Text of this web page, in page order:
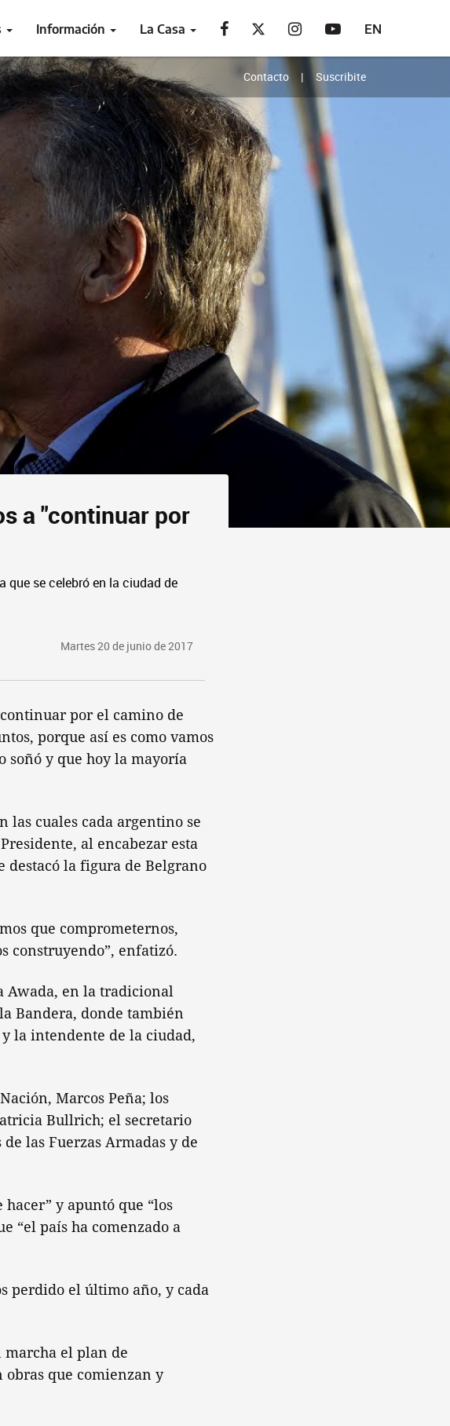
Información La Casa EN
Contacto Suscribite
a "continuar por
que se celebró en la ciudad de
Martes 20 de junio de 2017
por el camino de
porque así es como vamos
soñó y que hoy la mayoría
las cuales cada argentino se
al encabezar esta
destacó la figura de Belgrano
que comprometernos,
construyendo”, enfatizó.
Awada, en la tradicional
Bandera, donde también
la intendente de la ciudad,
Marcos Peña; los
Bullrich; el secretario
las Fuerzas Armadas y de
y apuntó que “los
“el país ha comenzado a
perdido el último año, y cada
marcha el plan de
que comienzan y